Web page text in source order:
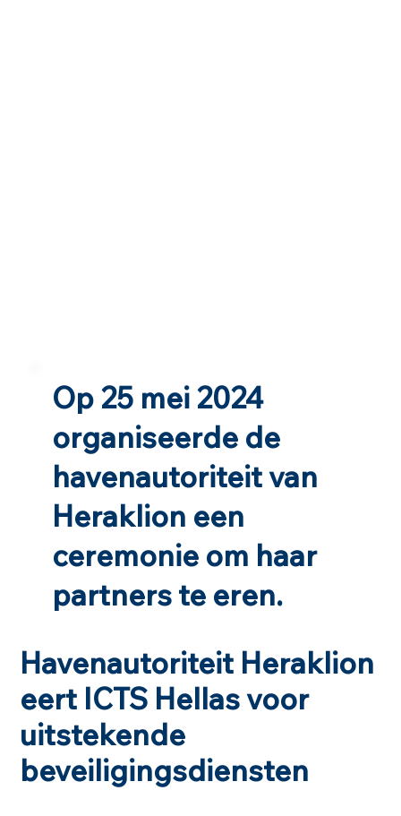
Op 25 mei 2024
organiseerde de
havenautoriteit van
Heraklion een
ceremonie om haar
partners te eren.
Havenautoriteit Heraklion
eert ICTS Hellas voor
uitstekende
beveiligingsdiensten